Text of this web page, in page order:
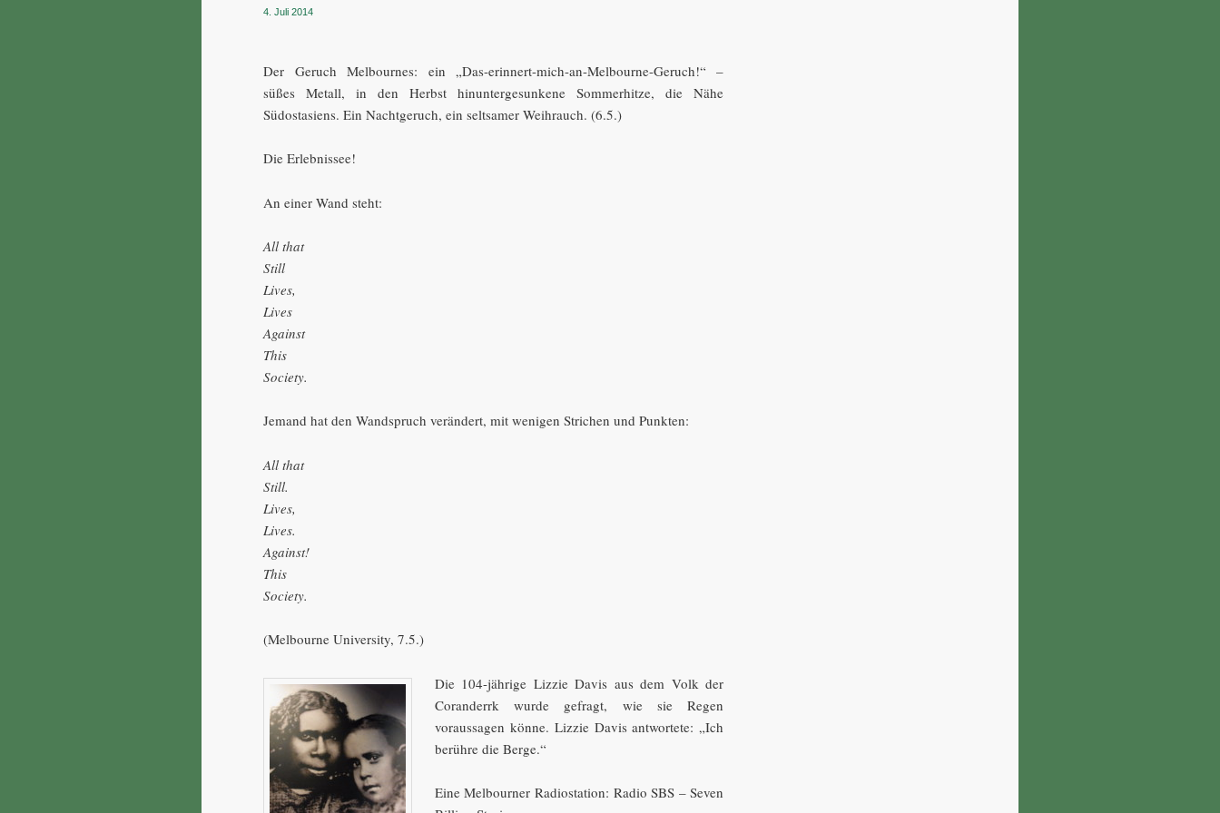
4. Juli 2014
Der Geruch Melbournes: ein „Das-erinnert-mich-an-Melbourne-Geruch!“ –
süßes Metall, in den Herbst hinuntergesunkene Sommerhitze, die Nähe
Südostasiens. Ein Nachtgeruch, ein seltsamer Weihrauch. (6.5.)
Die Erlebnissee!
An einer Wand steht:
All that
Still
Lives,
Lives
Against
This
Society.
Jemand hat den Wandspruch verändert, mit wenigen Strichen und Punkten:
All that
Still.
Lives,
Lives.
Against!
This
Society.
(Melbourne University, 7.5.)
Die 104-jährige Lizzie Davis aus dem Volk der
Coranderrk wurde gefragt, wie sie Regen
voraussagen könne. Lizzie Davis antwortete: „Ich
berühre die Berge.“
Eine Melbourner Radiostation: Radio SBS – Seven